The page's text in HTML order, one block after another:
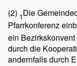
(2) 1Die
Pfarrkonferenz
ein
durch die
andernfalls durch